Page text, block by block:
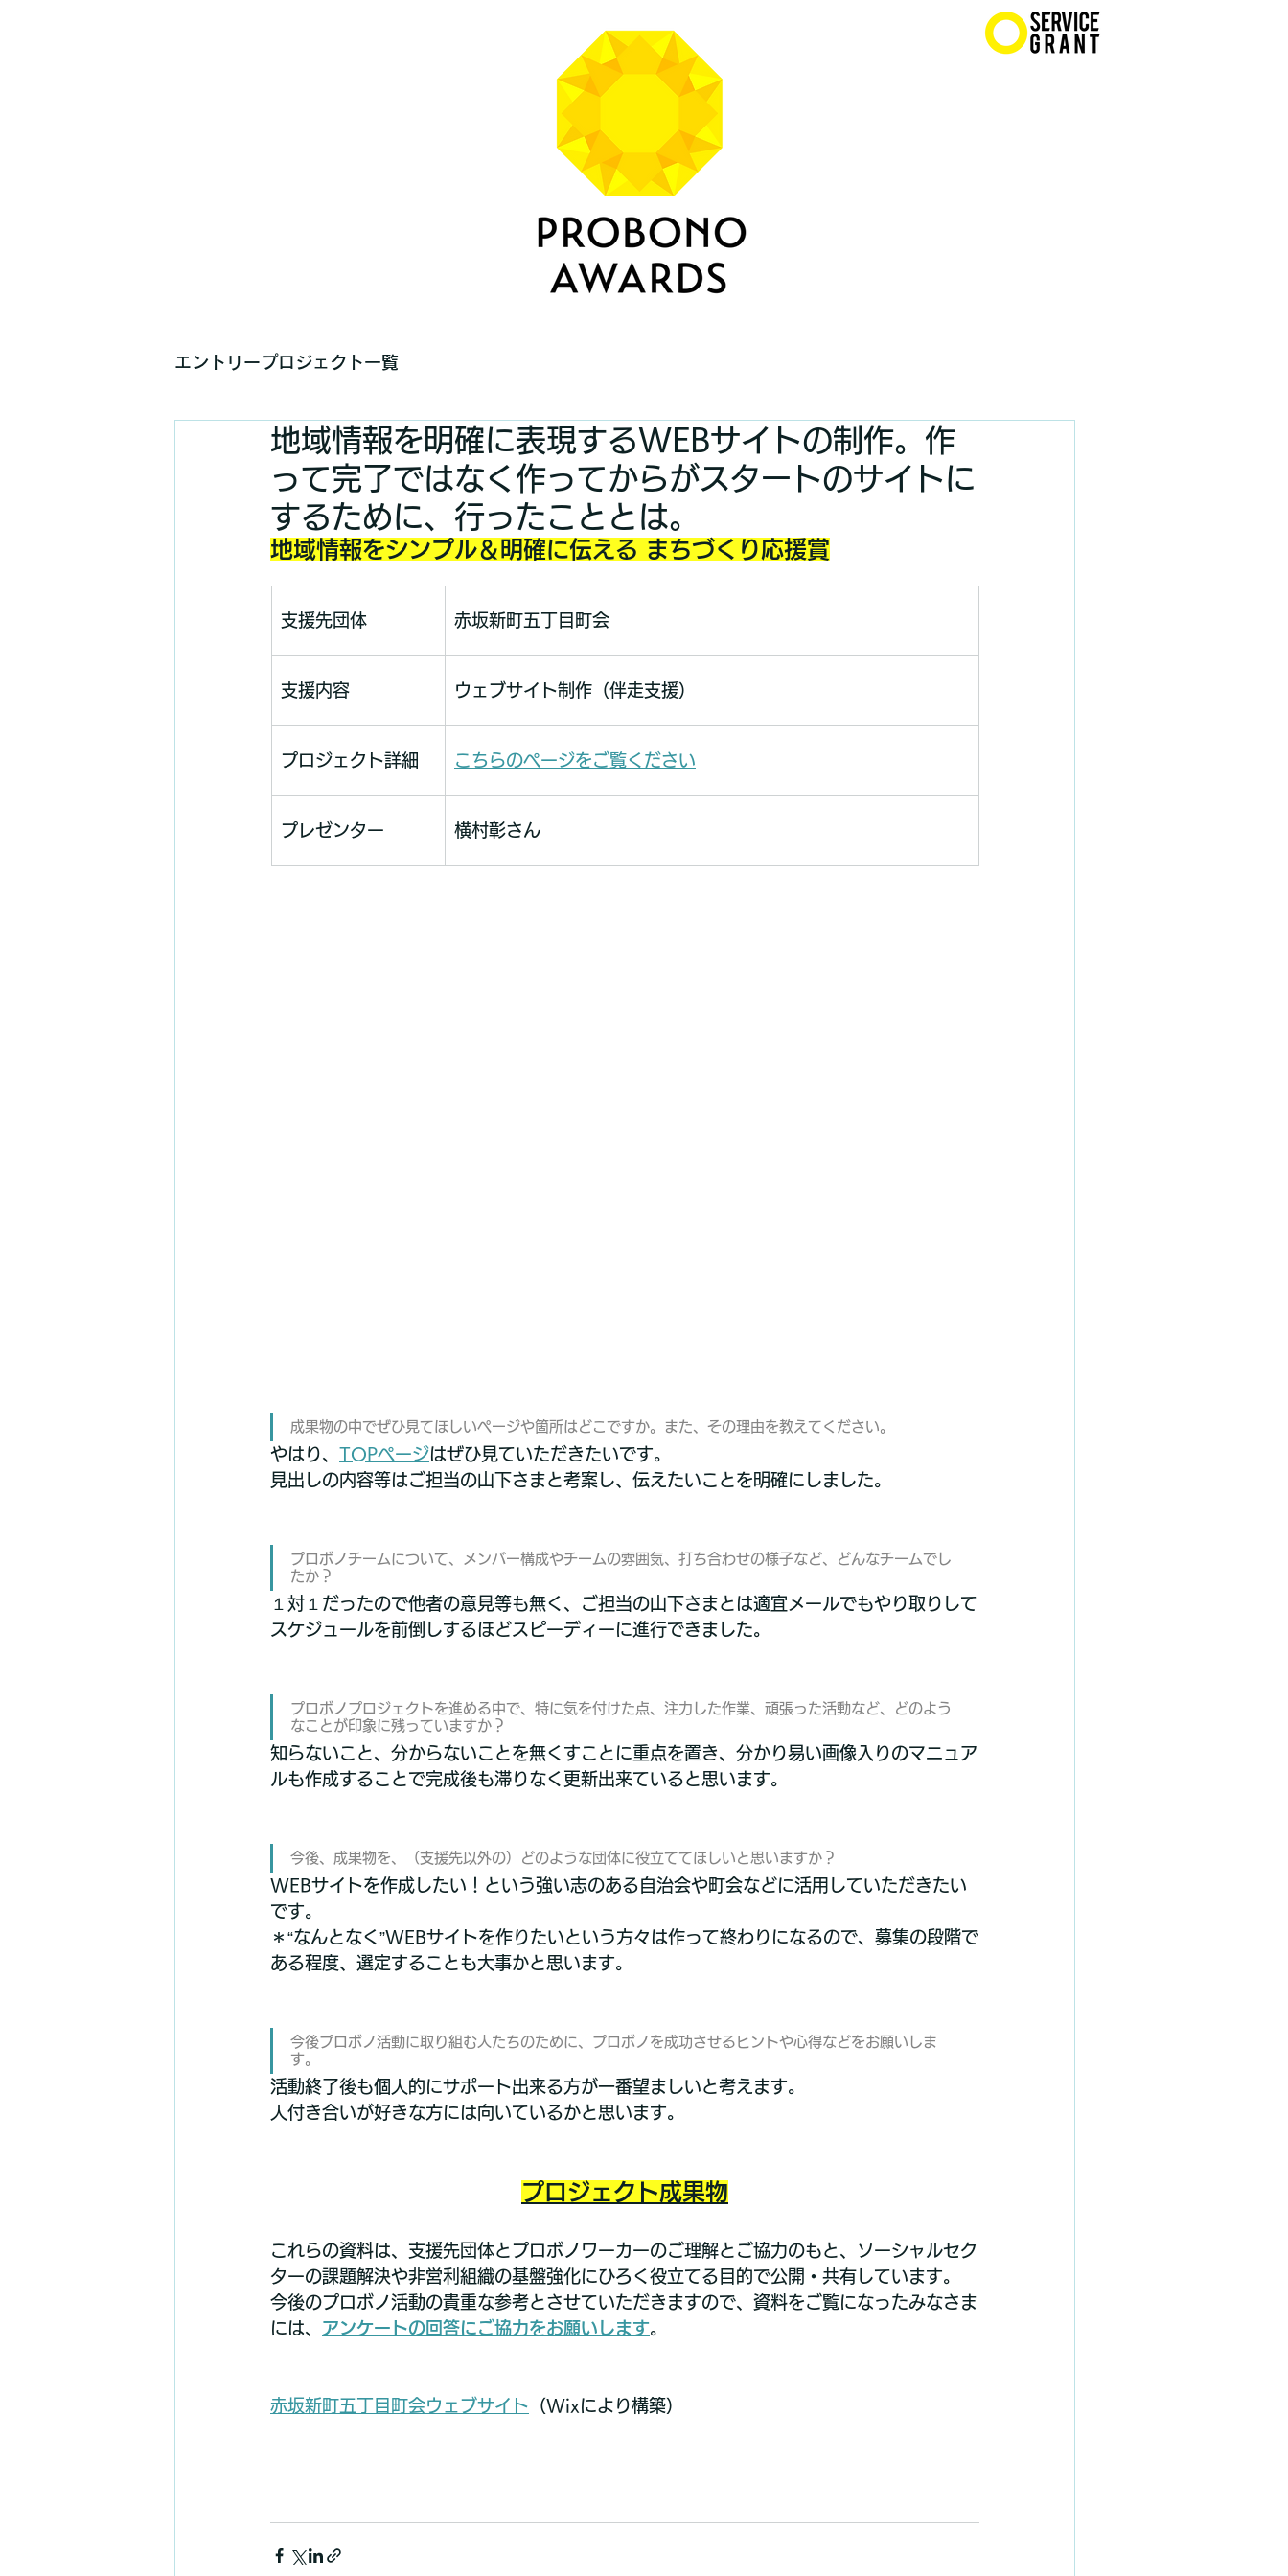
エントリープロジェクト一覧
地域情報を明確に表現するWEBサイトの制作。作
って完了ではなく作ってからがスタートのサイトに
するために、行ったこととは。
地域情報をシンプル＆明確に伝える まちづくり応援賞
​支援先団体 赤坂新町五丁目町会​
支援内容 ウェブサイト制作（伴走支援）
プロジェクト詳細 こちらのページをご覧ください
プレゼンター 横村彰​さん
成果物の中でぜひ見てほしいページや箇所はどこですか。また、その理由を教えてください。
やはり、 TOPページはぜひ見ていただきたいです。
見出しの内容等はご担当の山下さまと考案し、伝えたいことを明確にしました。
プロボノチームについて、メンバー構成やチームの雰囲気、打ち合わせの様子など、どんなチームでし
たか？
１対１だったので他者の意見等も無く、ご担当の山下さまとは適宜メールでもやり取りして
スケジュールを前倒しするほどスピーディーに進行できました。
プロボノプロジェクトを進める中で、特に気を付けた点、注力した作業、頑張った活動など、どのよう
なことが印象に残っていますか？
知らないこと、分からないことを無くすことに重点を置き、分かり易い画像入りのマニュア
ルも作成することで完成後も滞りなく更新出来ていると思います。
今後、成果物を、（支援先以外の）どのような団体に役立ててほしいと思いますか？
WEBサイトを作成したい！という強い志のある自治会や町会などに活用していただきたい
です。
＊“なんとなく”WEBサイトを作りたいという方々は作って終わりになるので、募集の段階で
ある程度、選定することも大事かと思います。
今後プロボノ活動に取り組む人たちのために、プロボノを成功させるヒントや心得などをお願いしま
す。
活動終了後も個人的にサポート出来る方が一番望ましいと考えます。
人付き合いが好きな方には向いているかと思います。
プロジェクト成果物
これらの資料は、支援先団体とプロボノワーカーのご理解とご協力のもと、ソーシャルセク
ターの課題解決や非営利組織の基盤強化にひろく役立てる目的で公開・共有しています。
今後のプロボノ活動の貴重な参考とさせていただきますので、資料をご覧になったみなさま
には、 アンケートの回答にご協力をお願いします。
赤坂新町五丁目町会ウェブサイト （Wixにより構築）